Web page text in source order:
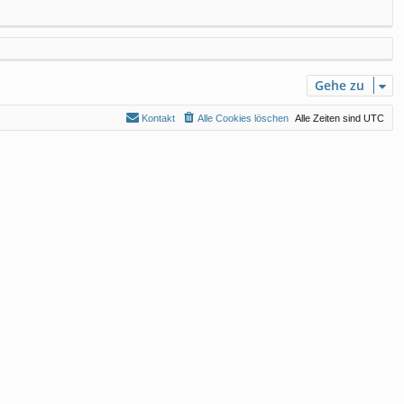
Gehe zu
Alle Zeiten sind UTC
Alle Cookies löschen
Kontakt